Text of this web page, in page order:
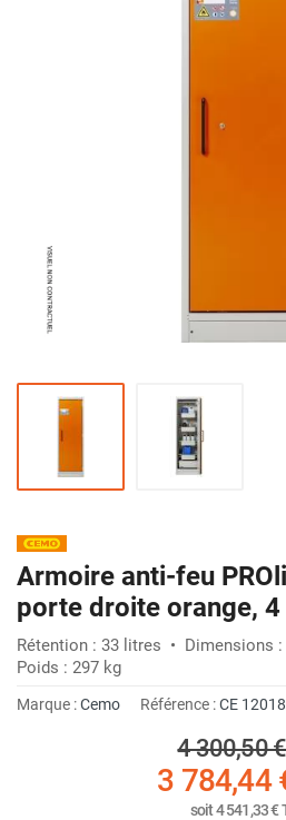
Armoire anti-feu
porte droite orange,
Rétention : 33 litres • Dimensions :
Poids : 297 kg
Marque :Cemo Référence :CE 12018
4 300,50 €
3 784,44
soit4 541,33 €